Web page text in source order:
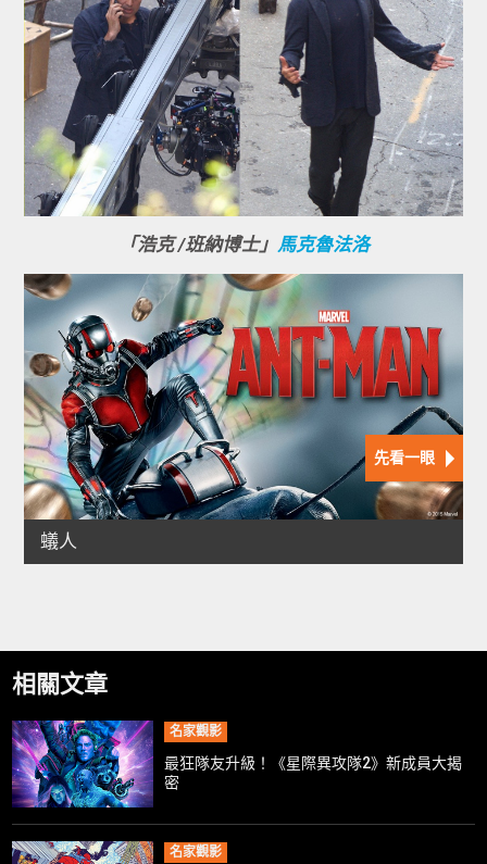
「浩克 /班納博士」 馬克魯法洛
相關文章
名家觀影
最狂隊友升級！《星際異攻隊2》新成員大揭
密
名家觀影